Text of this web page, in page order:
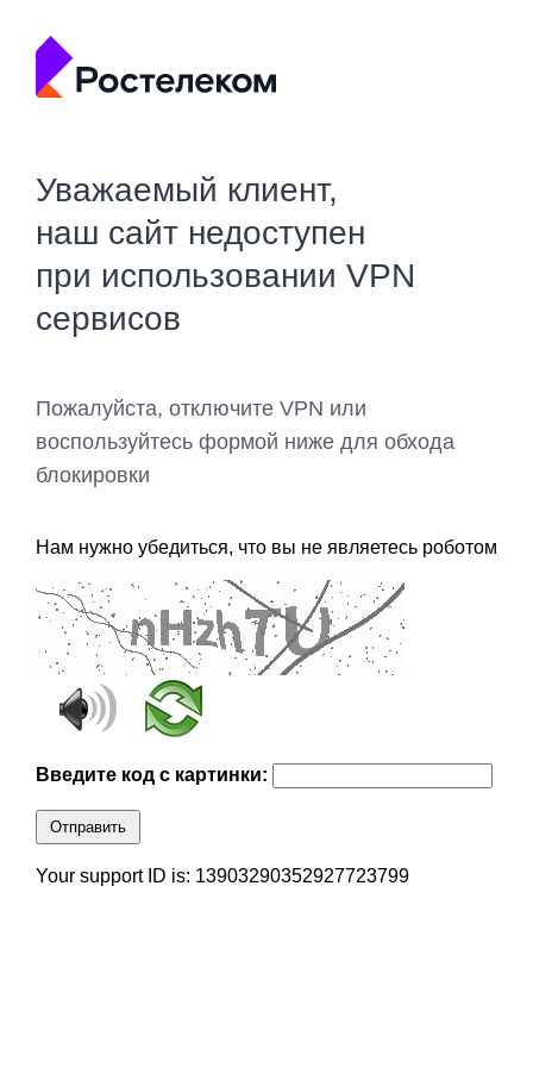
Уважаемый клиент,
наш сайт недоступен
при использовании VPN
сервисов
Пожалуйста, отключите VPN или
воспользуйтесь формой ниже для обхода
блокировки
Нам нужно убедиться, что вы не являетесь роботом
Введите код с картинки:
Отправить
Your support ID is: 13903290352927723799